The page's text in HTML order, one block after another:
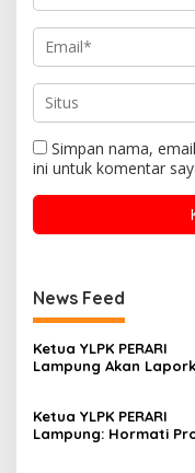
Simpan nama,
ini untuk komentar
News Feed
Ketua YLPK PERARI
Lampung Akan
Dicemarkan”
Ketua YLPK PERARI
Lampung: Hormati